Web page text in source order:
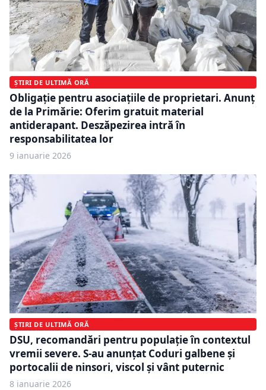
ȘTIRI DE ULTIMĂ ORĂ
Obligație pentru asociațiile de proprietari. Anunț
de la Primărie: Oferim gratuit material
antiderapant. Deszăpezirea intră în
responsabilitatea lor
9 ianuarie 2026
ȘTIRI DE ULTIMĂ ORĂ
DSU, recomandări pentru populație în contextul
vremii severe. S-au anunțat Coduri galbene și
portocalii de ninsori, viscol și vânt puternic
8 ianuarie 2026